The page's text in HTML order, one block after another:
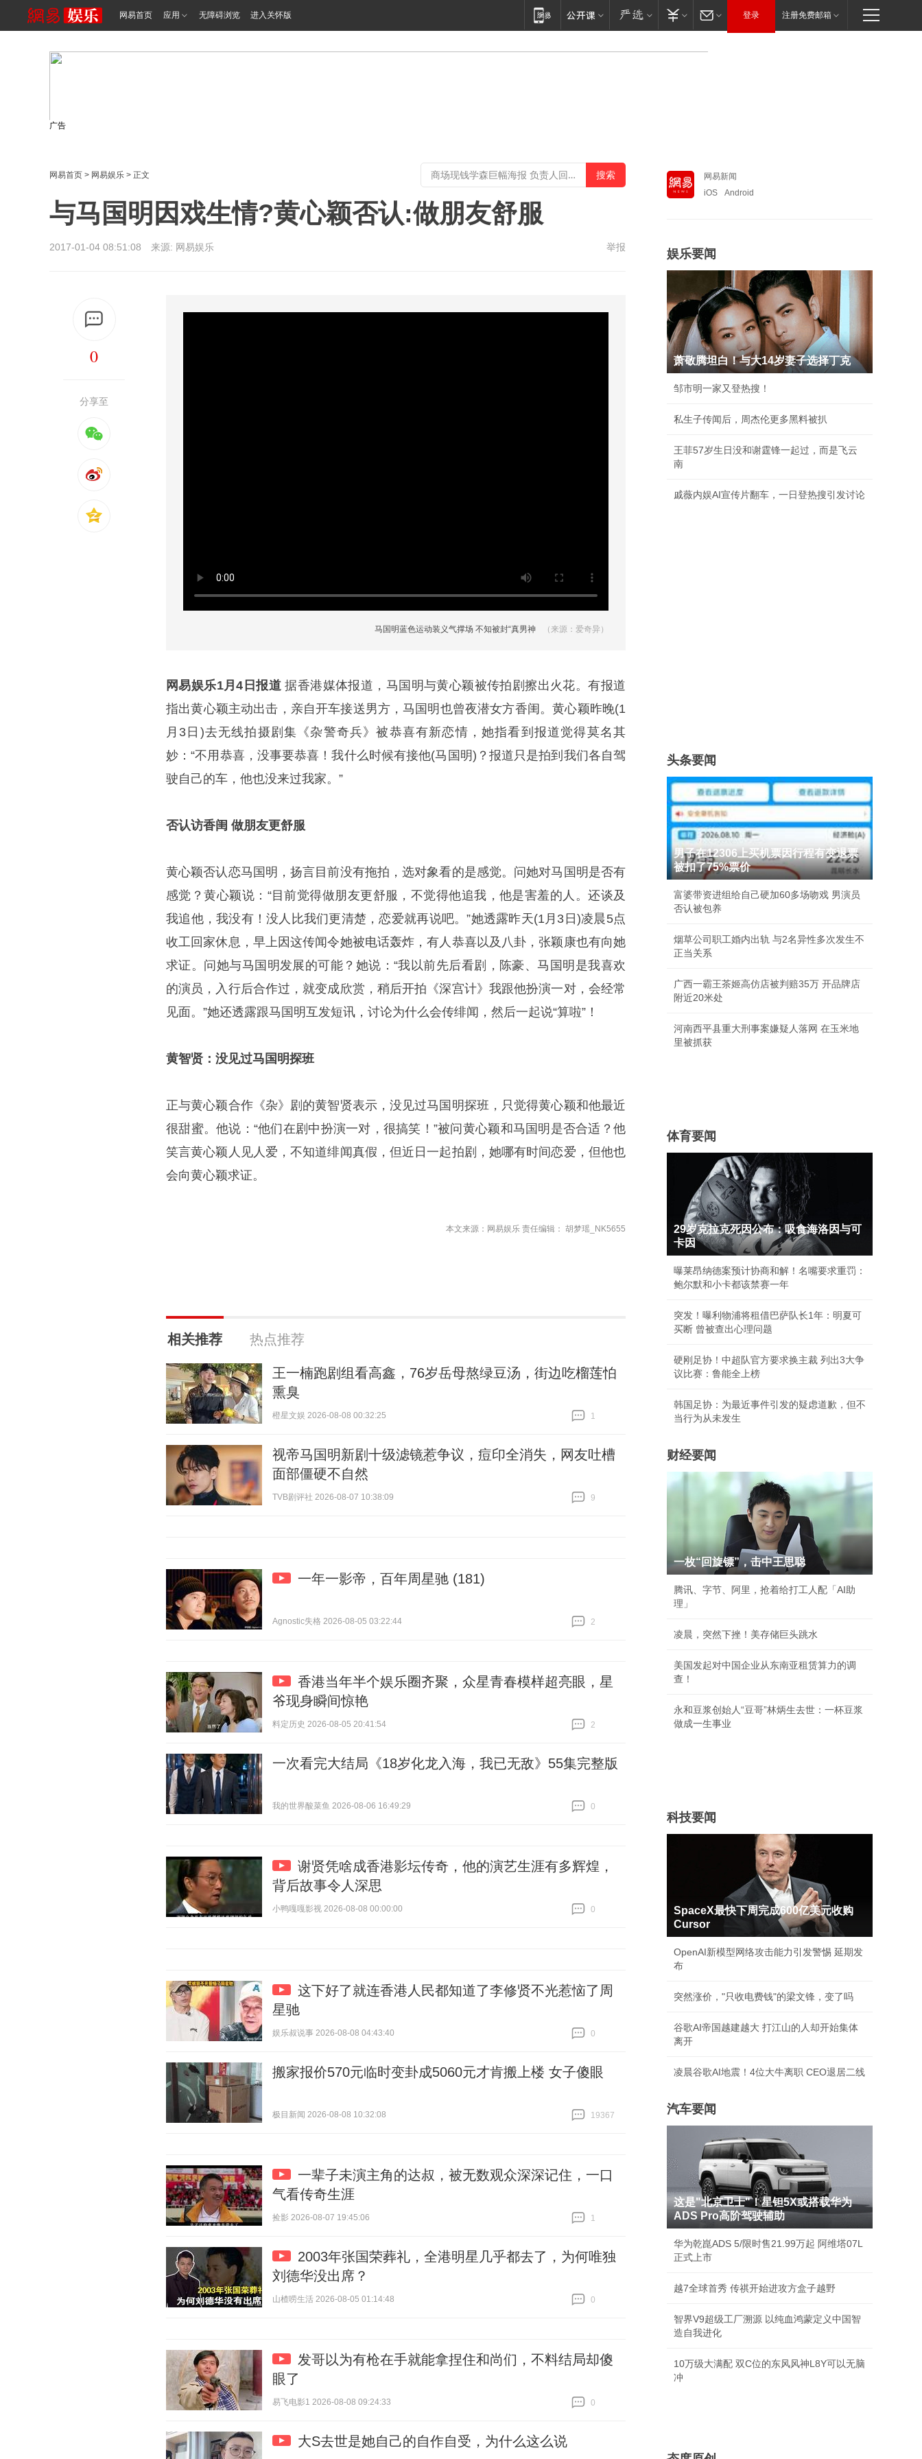
网易首页 应用 无障碍浏览 进入关怀版 登录 注册免费邮箱
广告
网易首页 > 网易娱乐 > 正文
与马国明因戏生情?黄心颖否认:做朋友舒服
2017-01-04 08:51:08 来源: 网易娱乐 举报
0
分享至
马国明蓝色运动装义气撑场 不知被封“真男神 （来源：爱奇异）
网易娱乐1月4日报道据香港媒体报道，马国明与黄心颖被传拍剧擦出火花。有报道
指出黄心颖主动出击，亲自开车接送男方，马国明也曾夜潜女方香闺。黄心颖昨晚(1
月3日)去无线拍摄剧集《杂警奇兵》被恭喜有新恋情，她指看到报道觉得莫名其
妙：“不用恭喜，没事要恭喜！我什么时候有接他(马国明)？报道只是拍到我们各自驾
驶自己的车，他也没来过我家。”
否认访香闺 做朋友更舒服
黄心颖否认恋马国明，扬言目前没有拖拍，选对象看的是感觉。问她对马国明是否有
感觉？黄心颖说：“目前觉得做朋友更舒服，不觉得他追我，他是害羞的人。还谈及
我追他，我没有！没人比我们更清楚，恋爱就再说吧。”她透露昨天(1月3日)凌晨5点
收工回家休息，早上因这传闻令她被电话轰炸，有人恭喜以及八卦，张颖康也有向她
求证。问她与马国明发展的可能？她说：“我以前先后看剧，陈豪、马国明是我喜欢
的演员，入行后合作过，就变成欣赏，稍后开拍《深宫计》我跟他扮演一对，会经常
见面。”她还透露跟马国明互发短讯，讨论为什么会传绯闻，然后一起说“算啦”！
黄智贤：没见过马国明探班
正与黄心颖合作《杂》剧的黄智贤表示，没见过马国明探班，只觉得黄心颖和他最近
很甜蜜。他说：“他们在剧中扮演一对，很搞笑！”被问黄心颖和马国明是否合适？他
笑言黄心颖人见人爱，不知道绯闻真假，但近日一起拍剧，她哪有时间恋爱，但他也
会向黄心颖求证。
本文来源：网易娱乐 责任编辑： 胡梦瑶_NK5655
相关推荐 热点推荐
王一楠跑剧组看高鑫，76岁岳母熬绿豆汤，街边吃榴莲怕
熏臭
橙星文娱 2026-08-08 00:32:25
1
视帝马国明新剧十级滤镜惹争议，痘印全消失，网友吐槽
面部僵硬不自然
TVB剧评社 2026-08-07 10:38:09
9
一年一影帝，百年周星驰 (181)
Agnostic失格 2026-08-05 03:22:44
2
香港当年半个娱乐圈齐聚，众星青春模样超亮眼，星
爷现身瞬间惊艳
料定历史 2026-08-05 20:41:54
2
一次看完大结局《18岁化龙入海，我已无敌》55集完整版
我的世界酸菜鱼 2026-08-06 16:49:29
0
谢贤凭啥成香港影坛传奇，他的演艺生涯有多辉煌，
背后故事令人深思
小鸭嘎嘎影视 2026-08-08 00:00:00
0
这下好了就连香港人民都知道了李修贤不光惹恼了周
星驰
娱乐叔说事 2026-08-08 04:43:40
0
搬家报价570元临时变卦成5060元才肯搬上楼 女子傻眼
极目新闻 2026-08-08 10:32:08
19367
一辈子未演主角的达叔，被无数观众深深记住，一口
气看传奇生涯
捡影 2026-08-07 19:45:06
1
2003年张国荣葬礼，全港明星几乎都去了，为何唯独
刘德华没出席？
山楂唠生活 2026-08-05 01:14:48
0
发哥以为有枪在手就能拿捏住和尚们，不料结局却傻
眼了
易飞电影1 2026-08-08 09:24:33
0
大S去世是她自己的自作自受，为什么这么说
网易新闻
iOS
Android
娱乐要闻
萧敬腾坦白！与大14岁妻子选择丁克
邹市明一家又登热搜！
私生子传闻后，周杰伦更多黑料被扒
王菲57岁生日没和谢霆锋一起过，而是飞云
南
戚薇内娱AI宣传片翻车，一日登热搜引发讨论
头条要闻
男子在12306上买机票因行程有变退票
被扣了75%票价
富婆带资进组给自己硬加60多场吻戏 男演员
否认被包养
烟草公司职工婚内出轨 与2名异性多次发生不
正当关系
广西一霸王茶姬高仿店被判赔35万 开品牌店
附近20米处
河南西平县重大刑事案嫌疑人落网 在玉米地
里被抓获
体育要闻
29岁克拉克死因公布：吸食海洛因与可
卡因
曝莱昂纳德案预计协商和解！名嘴要求重罚：
鲍尔默和小卡都该禁赛一年
突发！曝利物浦将租借巴萨队长1年：明夏可
买断 曾被查出心理问题
硬刚足协！中超队官方要求换主裁 列出3大争
议比赛：鲁能全上榜
韩国足协：为最近事件引发的疑虑道歉，但不
当行为从未发生
财经要闻
一枚“回旋镖”，击中王思聪
腾讯、字节、阿里，抢着给打工人配「AI助
理」
凌晨，突然下挫！美存储巨头跳水
美国发起对中国企业从东南亚租赁算力的调
查！
永和豆浆创始人“豆哥”林炳生去世：一杯豆浆
做成一生事业
科技要闻
SpaceX最快下周完成600亿美元收购
Cursor
OpenAI新模型网络攻击能力引发警惕 延期发
布
突然涨价，"只收电费钱"的梁文锋，变了吗
谷歌AI帝国越建越大 打江山的人却开始集体
离开
凌晨谷歌AI地震！4位大牛离职 CEO退居二线
汽车要闻
这是"北京卫士"！星钽5X或搭载华为
ADS Pro高阶驾驶辅助
华为乾崑ADS 5/限时售21.99万起 阿维塔07L
正式上市
越7全球首秀 传祺开始进攻方盒子越野
智界V9超级工厂溯源 以纯血鸿蒙定义中国智
造自我进化
10万级大满配 双C位的东风风神L8Y可以无脑
冲